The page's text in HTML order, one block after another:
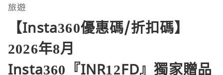
旅遊
【Insta360優惠碼/折扣碼】
2026年8月
Insta360『INR12FD』獨家贈品